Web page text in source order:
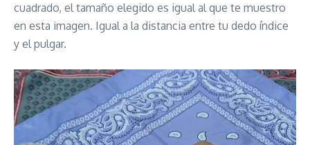
cuadrado, el tamaño elegido es igual al que te muestro
en esta imagen. Igual a la distancia entre tu dedo índice
y el pulgar.